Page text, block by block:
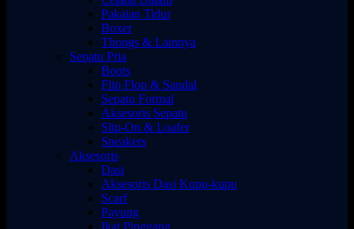
Pakaian Tidur
Boxer
Thongs & Lainnya
Sepatu Pria
Boots
Flip Flop & Sandal
Sepatu Formal
Aksesoris Sepatu
Slip-On & Loafer
Sneakers
Aksesoris
Dasi
Aksesoris Dasi Kupu-kupu
Scarf
Payung
Ikat Pinggang